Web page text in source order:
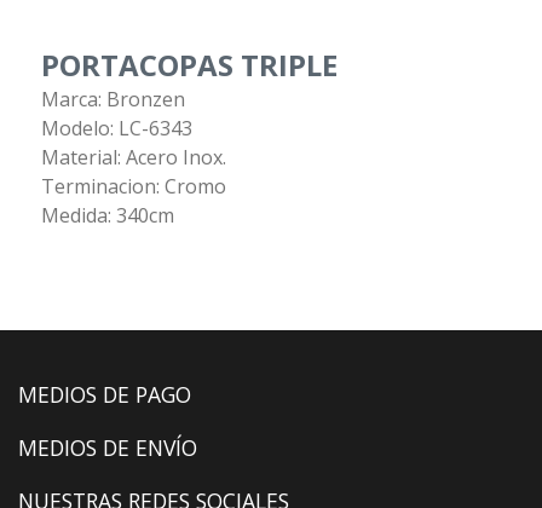
PORTACOPAS TRIPLE
Marca: Bronzen
Modelo: LC-6343
Material: Acero Inox.
Terminacion: Cromo
Medida: 340cm
MEDIOS DE PAGO
MEDIOS DE ENVÍO
NUESTRAS REDES SOCIALES